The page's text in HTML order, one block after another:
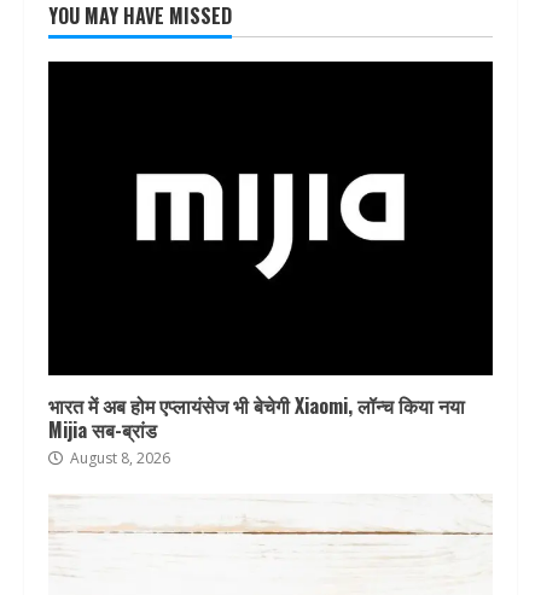
YOU MAY HAVE MISSED
भारत में अब होम एप्लायंसेज भी बेचेगी Xiaomi, लॉन्च किया नया
Mijia सब-ब्रांड
August 8, 2026